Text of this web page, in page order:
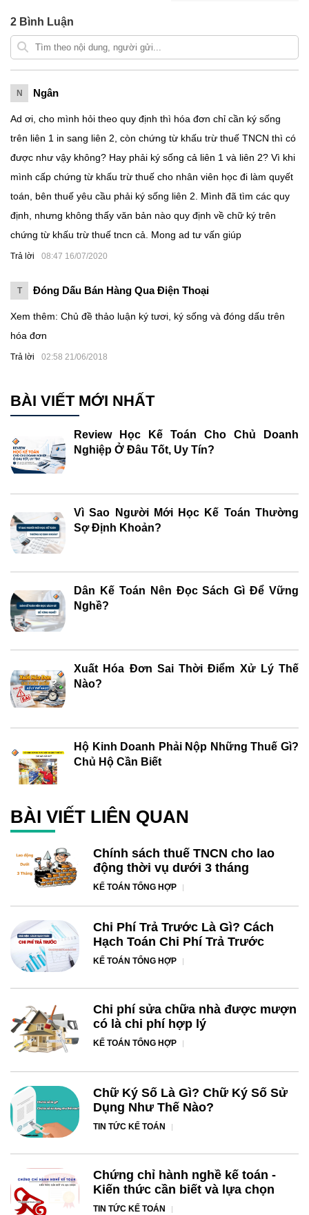
2 Bình Luận
N Ngân
Ad ơi, cho mình hỏi theo quy định thì hóa đơn chỉ cần ký sống
trên liên 1 in sang liên 2, còn chứng từ khấu trừ thuế TNCN thì có
được như vậy không? Hay phải ký sống cả liên 1 và liên 2? Vì khi
mình cấp chứng từ khấu trừ thuế cho nhân viên học đi làm quyết
toán, bên thuế yêu cầu phải ký sống liên 2. Mình đã tìm các quy
định, nhưng không thấy văn bản nào quy định về chữ ký trên
chứng từ khấu trừ thuế tncn cả. Mong ad tư vấn giúp
Trả lời 08:47 16/07/2020
T Đóng Dấu Bán Hàng Qua Điện Thoại
Xem thêm: Chủ đề thảo luận ký tươi, ký sống và đóng dấu trên
hóa đơn
Trả lời 02:58 21/06/2018
BÀI VIẾT MỚI NHẤT
Review Học Kế Toán Cho Chủ Doanh
Nghiệp Ở Đâu Tốt, Uy Tín?
Vì Sao Người Mới Học Kế Toán Thường
Sợ Định Khoản?
Dân Kế Toán Nên Đọc Sách Gì Để Vững
Nghề?
Xuất Hóa Đơn Sai Thời Điểm Xử Lý Thế
Nào?
Hộ Kinh Doanh Phải Nộp Những Thuế Gì?
Chủ Hộ Cần Biết
BÀI VIẾT LIÊN QUAN
Chính sách thuế TNCN cho lao
động thời vụ dưới 3 tháng
KẾ TOÁN TỔNG HỢP
Chi Phí Trả Trước Là Gì? Cách
Hạch Toán Chi Phí Trả Trước
KẾ TOÁN TỔNG HỢP
Chi phí sửa chữa nhà được mượn
có là chi phí hợp lý
KẾ TOÁN TỔNG HỢP
Chữ Ký Số Là Gì? Chữ Ký Số Sử
Dụng Như Thế Nào?
TIN TỨC KẾ TOÁN
Chứng chỉ hành nghề kế toán -
Kiến thức cần biết và lựa chọn
TIN TỨC KẾ TOÁN